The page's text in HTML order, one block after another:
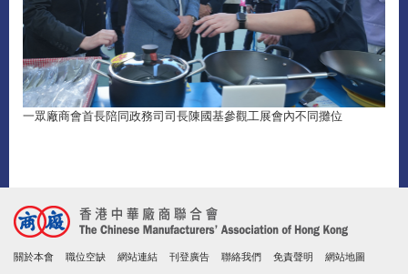
一眾廠商會首長陪同政務司司長陳國基參觀工展會內不同攤位
關於本會 職位空缺 網站連結 刊登廣告 聯絡我們 免責聲明 網站地圖